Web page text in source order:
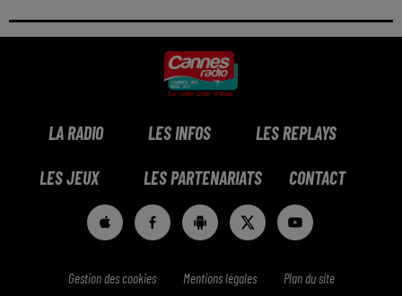
LA RADIO LES INFOS LES REPLAYS
LES JEUX LES PARTENARIATS CONTACT
Gestion des cookies Mentions légales Plan du site